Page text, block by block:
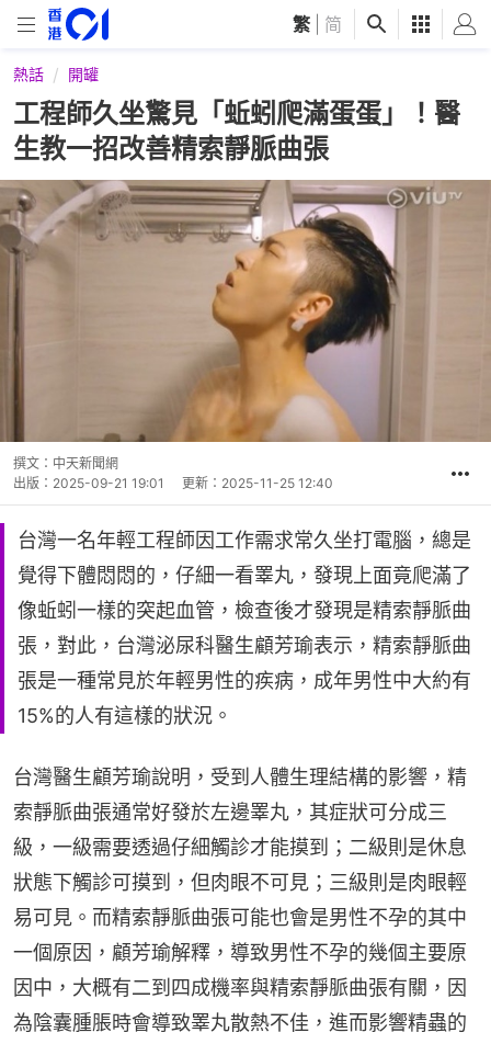
繁 简
熱話 開罐
工程師久坐驚見「蚯蚓爬滿蛋蛋」！醫
生教一招改善精索靜脈曲張
撰文： 中天新聞網
出版： 2025-09-21 19:01 更新： 2025-11-25 12:40
台灣一名年輕工程師因工作需求常久坐打電腦，總是
覺得下體悶悶的，仔細一看睪丸，發現上面竟爬滿了
像蚯蚓一樣的突起血管，檢查後才發現是精索靜脈曲
張，對此，台灣泌尿科醫生顧芳瑜表示，精索靜脈曲
張是一種常見於年輕男性的疾病，成年男性中大約有
15%的人有這樣的狀況。
台灣醫生顧芳瑜說明，受到人體生理結構的影響，精
索靜脈曲張通常好發於左邊睪丸，其症狀可分成三
級，一級需要透過仔細觸診才能摸到；二級則是休息
狀態下觸診可摸到，但肉眼不可見；三級則是肉眼輕
易可見。而精索靜脈曲張可能也會是男性不孕的其中
一個原因，顧芳瑜解釋，導致男性不孕的幾個主要原
因中，大概有二到四成機率與精索靜脈曲張有關，因
為陰囊腫脹時會導致睪丸散熱不佳，進而影響精蟲的